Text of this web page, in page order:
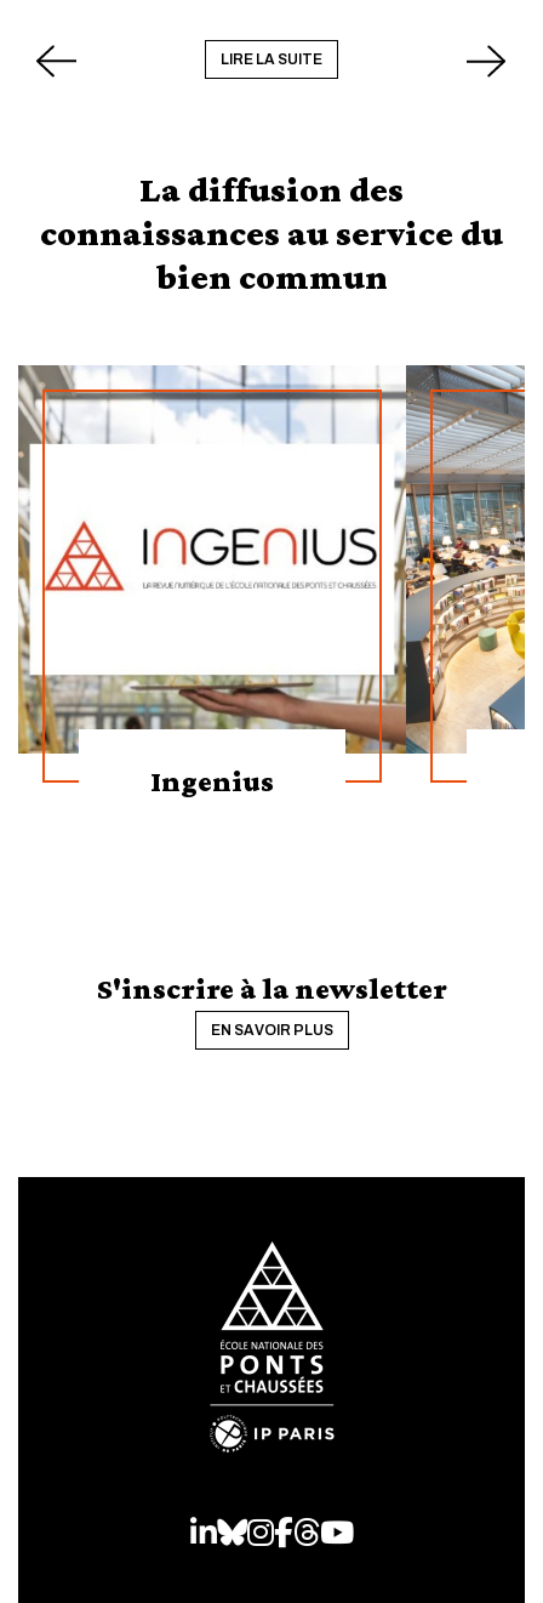
LIRE LA SUITE
La diffusion des
connaissances au service du
bien commun
Ingenius
S'inscrire à la newsletter
EN SAVOIR PLUS
LinkedIn
Bluesky
Instagram
Facebook
Threads
Youtube